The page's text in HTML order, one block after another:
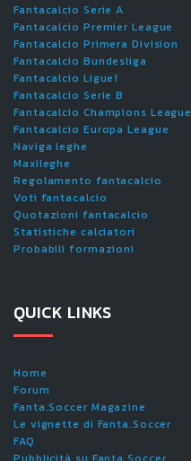
Fantacalcio Serie A
Fantacalcio Premier League
Fantacalcio Primera Division
Fantacalcio Bundesliga
Fantacalcio Ligue1
Fantacalcio Serie B
Fantacalcio Champions League
Fantacalcio Europa League
Naviga leghe
Maxileghe
Regolamento fantacalcio
Voti fantacalcio
Quotazioni fantacalcio
Statistiche calciatori
Probabili formazioni
QUICK LINKS
Home
Forum
Fanta.Soccer Magazine
Le vignette di Fanta.Soccer
FAQ